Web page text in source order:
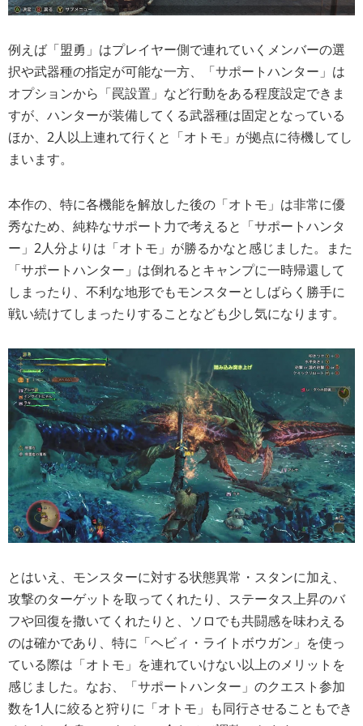
例えば「盟勇」はプレイヤー側で連れていくメンバーの選
択や武器種の指定が可能な一方、「サポートハンター」は
オプションから「罠設置」など行動をある程度設定できま
すが、ハンターが装備してくる武器種は固定となっている
ほか、2人以上連れて行くと「オトモ」が拠点に待機してし
まいます。
本作の、特に各機能を解放した後の「オトモ」は非常に優
秀なため、純粋なサポート力で考えると「サポートハンタ
ー」2人分よりは「オトモ」が勝るかなと感じました。また
「サポートハンター」は倒れるとキャンプに一時帰還して
しまったり、不利な地形でもモンスターとしばらく勝手に
戦い続けてしまったりすることなども少し気になります。
とはいえ、モンスターに対する状態異常・スタンに加え、
攻撃のターゲットを取ってくれたり、ステータス上昇のバ
フや回復を撒いてくれたりと、ソロでも共闘感を味わえる
のは確かであり、特に「ヘビィ・ライトボウガン」を使っ
ている際は「オトモ」を連れていけない以上のメリットを
感じました。なお、「サポートハンター」のクエスト参加
数を1人に絞ると狩りに「オトモ」も同行させることもでき